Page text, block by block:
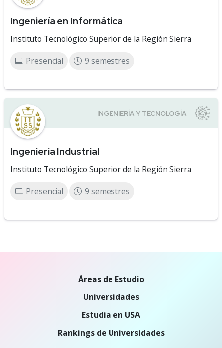
Ingeniería en Informática
Instituto Tecnológico Superior de la Región Sierra
Presencial 9 semestres
Ingeniería Industrial
Instituto Tecnológico Superior de la Región Sierra
Presencial 9 semestres
Áreas de Estudio
Universidades
Estudia en USA
Rankings de Universidades